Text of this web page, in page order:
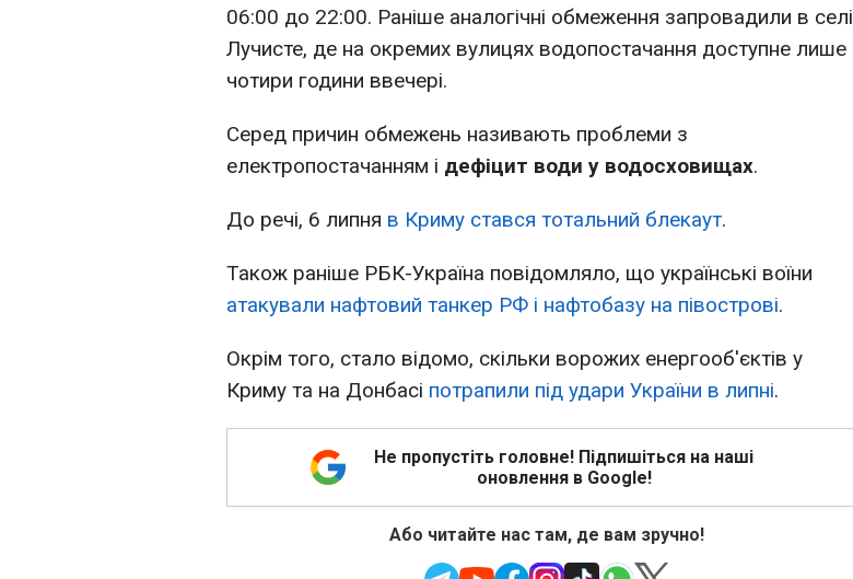
06:00 до 22:00. Раніше аналогічні обмеження запровадили в селі
Лучисте, де на окремих вулицях водопостачання доступне лише
чотири години ввечері.
Серед причин обмежень називають проблеми з
електропостачанням і дефіцит води у водосховищах.
До речі, 6 липня в Криму стався тотальний блекаут.
Також раніше РБК-Україна повідомляло, що українські воїни
атакували нафтовий танкер РФ і нафтобазу на півострові.
Окрім того, стало відомо, скільки ворожих енергооб'єктів у
Криму та на Донбасі потрапили під удари України в липні.
Не пропустіть головне! Підпишіться на наші
оновлення в Google!
Або читайте нас там, де вам зручно!